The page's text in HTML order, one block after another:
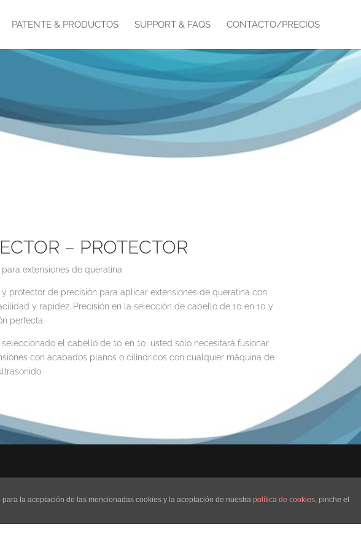
PATENTE & PRODUCTOS SUPPORT & FAQS CONTACTO/PRECIOS
– PROTECTOR
extensiones de queratina
y protector de precisión para aplicar extensiones de queratina con
y rapidez. Precisión en la selección de cabello de 10 en 10 y
perfecta.
seleccionado el cabello de 10 en 10, usted sólo necesitará fusionar
con acabados planos o cilíndricos con cualquier máquina de
la aceptación de las mencionadas cookies y la aceptación de nuestra política de cookies, pinche el